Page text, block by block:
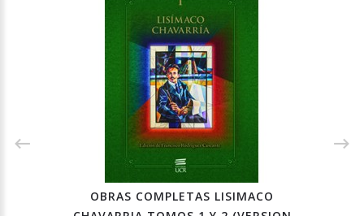
OBRAS COMPLETAS LISIMACO